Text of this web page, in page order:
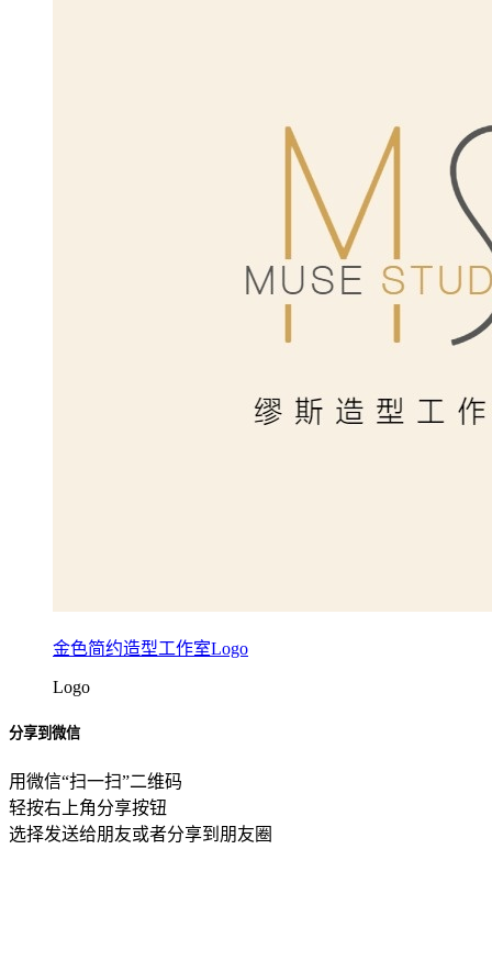
金色简约造型工作室Logo
Logo
分享到微信
用微信“扫一扫”二维码
轻按右上角分享按钮
选择发送给朋友或者分享到朋友圈